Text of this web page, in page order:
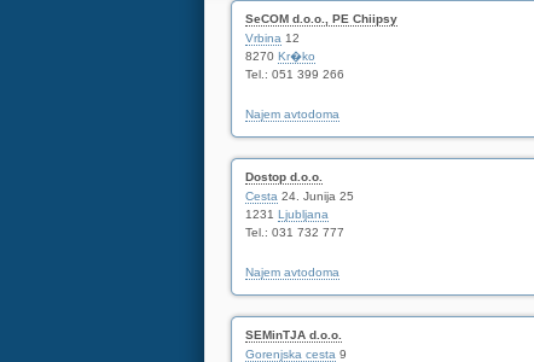
SeCOM d.o.o., PE Chiipsy
Vrbina 12
8270 Kr�ko
Tel.: 051 399 266
Najem avtodoma
Dostop d.o.o.
Cesta 24. Junija 25
1231 Ljubljana
Tel.: 031 732 777
Najem avtodoma
SEMinTJA d.o.o.
Gorenjska cesta 9